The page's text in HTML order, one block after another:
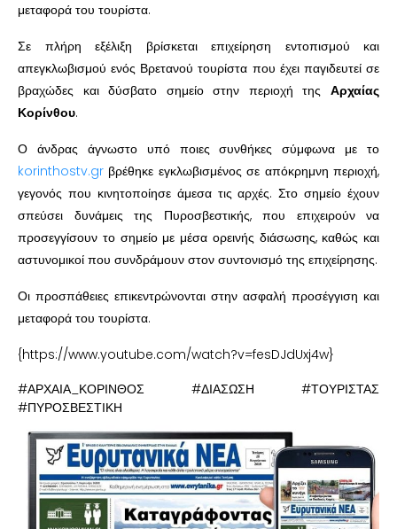
μεταφορά του τουρίστα.
Σε πλήρη εξέλιξη βρίσκεται επιχείρηση εντοπισμού και
απεγκλωβισμού ενός Βρετανού τουρίστα που έχει παγιδευτεί σε
βραχώδες και δύσβατο σημείο στην περιοχή της Αρχαίας
Κορίνθου.
Ο άνδρας άγνωστο υπό ποιες συνθήκες σύμφωνα με το
korinthostv.gr βρέθηκε εγκλωβισμένος σε απόκρημνη περιοχή,
γεγονός που κινητοποίησε άμεσα τις αρχές. Στο σημείο έχουν
σπεύσει δυνάμεις της Πυροσβεστικής, που επιχειρούν να
προσεγγίσουν το σημείο με μέσα ορεινής διάσωσης, καθώς και
αστυνομικοί που συνδράμουν στον συντονισμό της επιχείρησης.
Οι προσπάθειες επικεντρώνονται στην ασφαλή προσέγγιση και
μεταφορά του τουρίστα.
{https://www.youtube.com/watch?v=fesDJdUxj4w}
#ΑΡΧΑΙΑ_ΚΟΡΙΝΘΟΣ #ΔΙΑΣΩΣΗ #ΤΟΥΡΙΣΤΑΣ
#ΠΥΡΟΣΒΕΣΤΙΚΗ